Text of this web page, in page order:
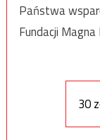
Państwa
Fundacji Magna
30